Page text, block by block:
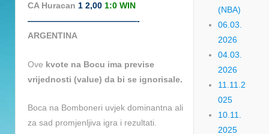
CA Huracan 1 2,00 1:0 WIN
—————————————-
ARGENTINA
Ove kvote na Bocu ima previse
vrijednosti (value) da bi se ignorisale.
Boca na Bomboneri uvjek dominantna ali
za sad promjenljiva igra i rezultati.
(NBA)
06.03.
2026
04.03.
2026
11.11.2
025
10.11.
2025